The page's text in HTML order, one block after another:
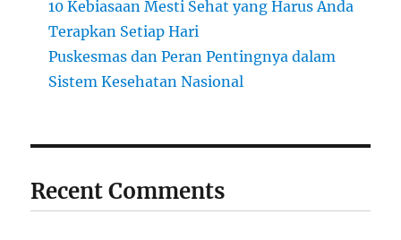
10 Kebiasaan Mesti Sehat yang Harus Anda
Terapkan Setiap Hari
Puskesmas dan Peran Pentingnya dalam
Sistem Kesehatan Nasional
Recent Comments